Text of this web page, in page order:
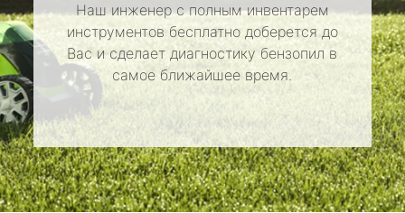
Наш инженер с полным инвентарем
инструментов бесплатно доберется до
Вас и сделает диагностику бензопил в
самое ближайшее время.